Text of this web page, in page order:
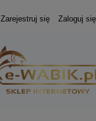
Zarejestruj się Zaloguj się